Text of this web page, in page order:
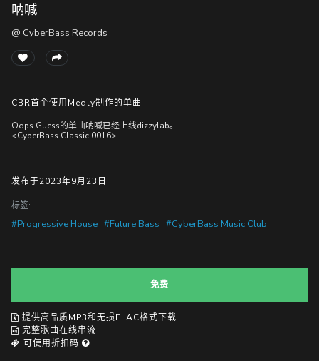
随
听
听
呐喊
@ CyberBass Records
CBR首个使用Medly制作的单曲
Oops Guess的单曲呐喊已经上线dizzylab。
<CyberBass Classic 0016>
发布于2023年9月23日
标签:
#Progressive House #Future Bass #CyberBass Music Club
免费
提供高品质MP3和无损FLAC格式下载
完整歌曲在线串流
可使用折扣码